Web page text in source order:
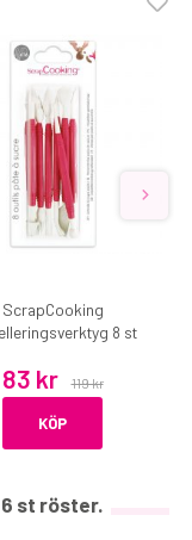
ScrapCooking
8 st
83 kr 119 kr
KÖP
6 st röster.